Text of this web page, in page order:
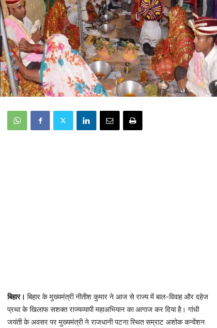
बिहार। बिहार के मुख्यमंत्री नीतीश कुमार ने आज से राज्य में बाल-विवाह और दहेज
प्रथा के खिलाफ सशक्त राज्यव्यापी महाअभियान का आगाज कर दिया है। गांधी
जयंती के अवसर पर मुख्यमंत्री ने राजधानी पटना स्थित सम्राट अशोक कन्वेंशन